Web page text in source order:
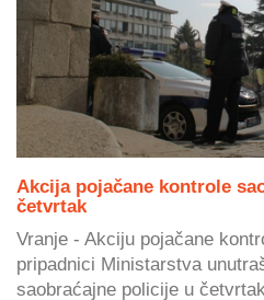
Akcija pojačane kontrole
četvrtak
Vranje - Akciju pojačane
pripadnici Ministarstva
saobraćajne policije u